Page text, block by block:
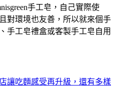
手工皂，自己實際使
對環境也友善，所以就來個手
手工皂禮盒或客製手工皂自用
讓吃麵感受再升級，還有多樣